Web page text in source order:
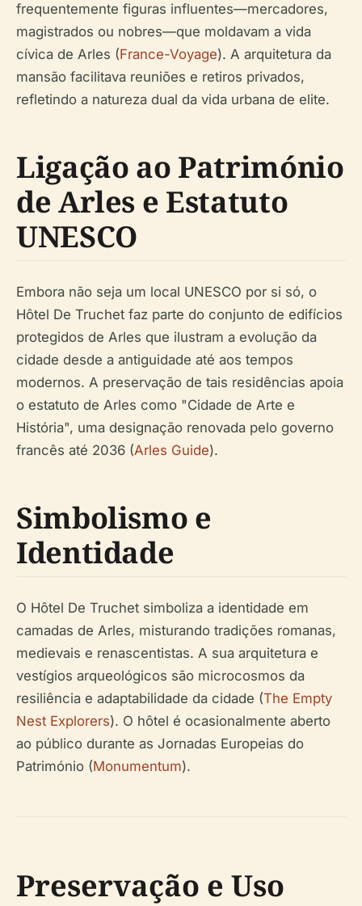
frequentemente figuras influentes—mercadores,
magistrados ou nobres—que moldavam a vida
cívica de Arles (France-Voyage). A arquitetura da
mansão facilitava reuniões e retiros privados,
refletindo a natureza dual da vida urbana de elite.
Ligação ao Património
de Arles e Estatuto
UNESCO
Embora não seja um local UNESCO por si só, o
Hôtel De Truchet faz parte do conjunto de edifícios
protegidos de Arles que ilustram a evolução da
cidade desde a antiguidade até aos tempos
modernos. A preservação de tais residências apoia
o estatuto de Arles como "Cidade de Arte e
História", uma designação renovada pelo governo
francês até 2036 (Arles Guide).
Simbolismo e
Identidade
O Hôtel De Truchet simboliza a identidade em
camadas de Arles, misturando tradições romanas,
medievais e renascentistas. A sua arquitetura e
vestígios arqueológicos são microcosmos da
resiliência e adaptabilidade da cidade (The Empty
Nest Explorers). O hôtel é ocasionalmente aberto
ao público durante as Jornadas Europeias do
Património (Monumentum).
Preservação e Uso